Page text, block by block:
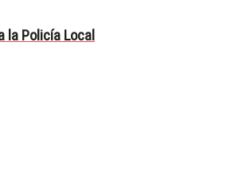
la Policía Local